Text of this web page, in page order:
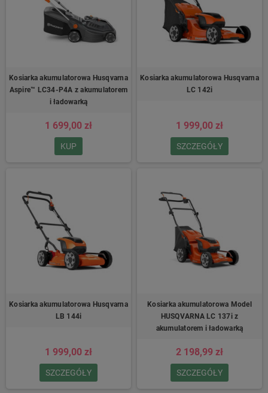
Kosiarka akumulatorowa Husqvarna
Aspire™ LC34-P4A z akumulatorem
i ładowarką
1 699,00 zł
KUP
Kosiarka akumulatorowa Husqvarna
LC 142i
1 999,00 zł
SZCZEGÓŁY
Kosiarka akumulatorowa Husqvarna
LB 144i
1 999,00 zł
SZCZEGÓŁY
Kosiarka akumulatorowa Model
HUSQVARNA LC 137i z
akumulatorem i ładowarką
2 198,99 zł
SZCZEGÓŁY